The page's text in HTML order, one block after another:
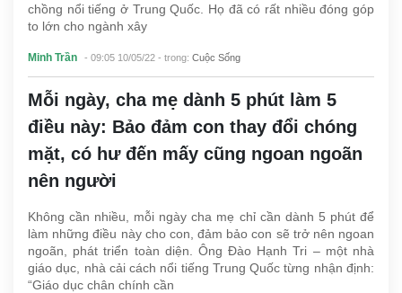
chồng nổi tiếng ở Trung Quốc. Họ đã có rất nhiều đóng góp
to lớn cho ngành xây
Minh Trần - 09:05 10/05/22 - trong: Cuộc Sống
Mỗi ngày, cha mẹ dành 5 phút làm 5
điều này: Bảo đảm con thay đổi chóng
mặt, có hư đến mấy cũng ngoan ngoãn
nên người
Không cần nhiều, mỗi ngày cha mẹ chỉ cần dành 5 phút để
làm những điều này cho con, đảm bảo con sẽ trở nên ngoan
ngoãn, phát triển toàn diện. Ông Đào Hạnh Tri – một nhà
giáo dục, nhà cải cách nổi tiếng Trung Quốc từng nhận định:
“Giáo dục chân chính cần